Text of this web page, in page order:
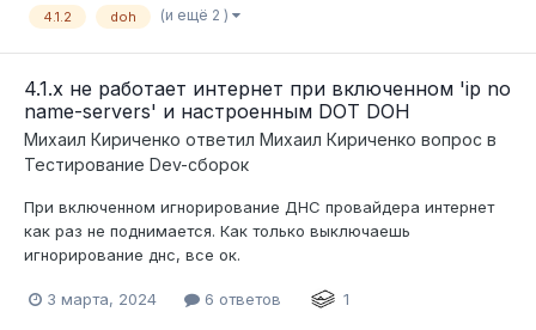
4.1.2 doh (и ещё 2 )
4.1.x не работает интернет при включенном 'ip no
name-servers' и настроенным DOT DOH
Михаил Кириченко ответил Михаил Кириченко вопрос в
Тестирование Dev-сборок
При включенном игнорирование ДНС провайдера интернет
как раз не поднимается. Как только выключаешь
игнорирование днс, все ок.
3 марта, 2024 6 ответов 1